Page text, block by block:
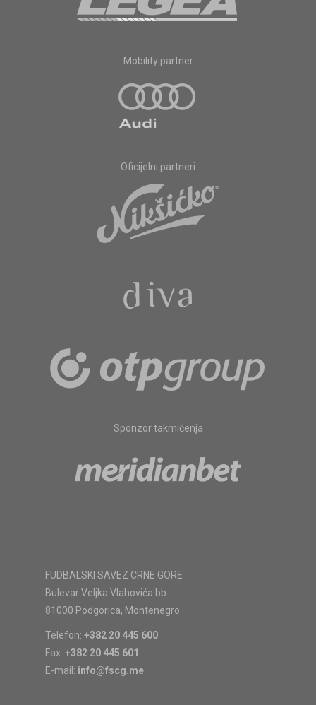
Mobility partner
Oficijelni partneri
Sponzor takmičenja
FUDBALSKI SAVEZ CRNE GORE
Bulevar Veljka Vlahovića bb
81000 Podgorica, Montenegro
Telefon: +382 20 445 600
Fax: +382 20 445 601
E-mail: info@fscg.me